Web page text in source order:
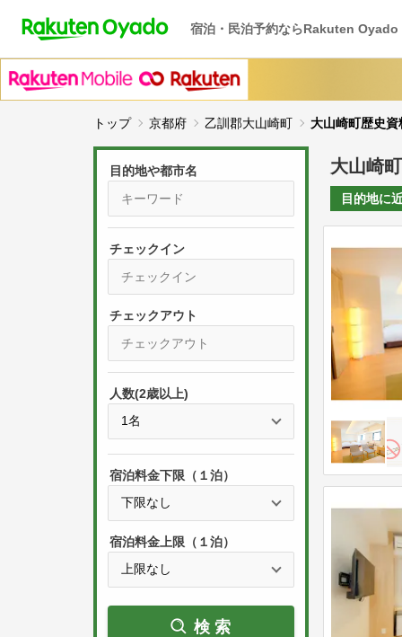
宿泊・民泊予約ならRakuten Oyado
トップ 京都府 乙訓郡大山崎町 大山崎町歴史
目的地や都市名
チェックイン
r
s
s
e
w
a
r
P
r
s
t
e
w
人数(2歳以上)
宿泊料金下限（１泊）
宿泊料金上限（１泊）
検索
大山崎
目的地に